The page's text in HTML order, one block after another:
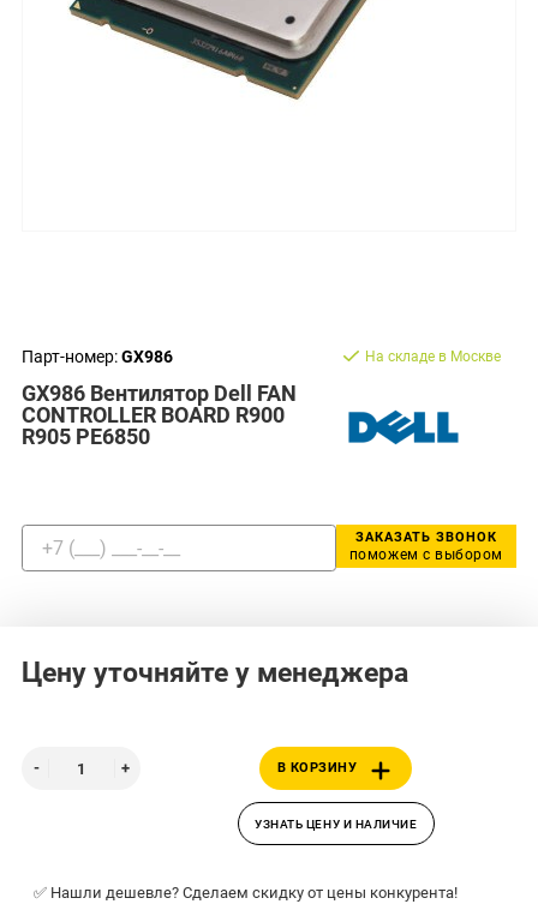
Парт-номер:GX986
GX986 Вентилятор Dell FAN
CONTROLLER BOARD R900
R905 PE6850
На складе в Москве
ЗАКАЗАТЬ ЗВОНОК
поможем с выбором
Цену уточняйте у менеджера
В КОРЗИНУ
УЗНАТЬ ЦЕНУ И НАЛИЧИЕ
✅ Нашли дешевле? Сделаем скидку от цены конкурента!